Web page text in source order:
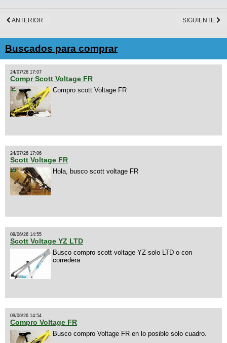
ANTERIOR SIGUIENTE
Buscados para comprar
24/07/26 17:07
Compr Scott Voltage FR
Compro scott Voltage FR
24/07/26 17:06
Scott Voltage FR
Hola, busco scott voltage FR
09/06/26 14:55
Scott Voltage YZ LTD
Busco compro scott voltage YZ solo LTD o con
corredera
09/06/26 14:54
Compro Voltage FR
Busco compro Voltage FR en lo posible solo cuadro.